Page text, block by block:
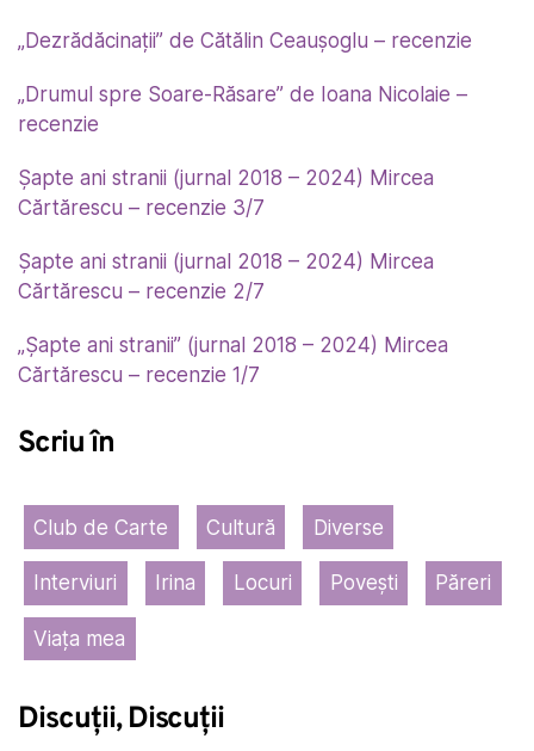
„Dezrădăcinații” de Cătălin Ceaușoglu – recenzie
„Drumul spre Soare-Răsare” de Ioana Nicolaie –
recenzie
Șapte ani stranii (jurnal 2018 – 2024) Mircea
Cărtărescu – recenzie 3/7
Șapte ani stranii (jurnal 2018 – 2024) Mircea
Cărtărescu – recenzie 2/7
„Șapte ani stranii” (jurnal 2018 – 2024) Mircea
Cărtărescu – recenzie 1/7
Scriu în
Club de Carte Cultură Diverse
Interviuri Irina Locuri Povești Păreri
Viața mea
Discuții, Discuții